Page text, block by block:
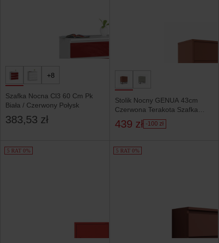
+8
Szafka Nocna Cl3 60 Cm Pk
Biała / Czerwony Połysk
383,53 zł
Stolik Nocny GENUA 43cm
Czerwona Terakota Szafka
Nocna Loft Metalowy Stelaż
439 zł -100 zł
5 RAT 0% 5 RAT 0%